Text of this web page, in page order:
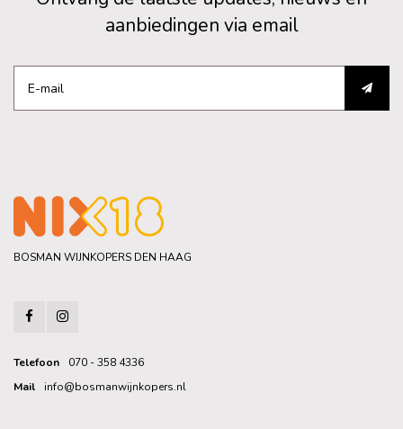
aanbiedingen via email
BOSMAN WIJNKOPERS DEN HAAG
Telefoon
070 - 358 4336
Mail
info@bosmanwijnkopers.nl